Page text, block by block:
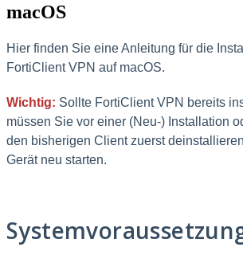
macOS
Hier finden Sie eine Anleitung für die
FortiClient VPN auf macOS.
Wichtig: Sollte FortiClient VPN bereits
müssen Sie vor einer (Neu-) Installation
den bisherigen Client zuerst
Gerät neu starten.